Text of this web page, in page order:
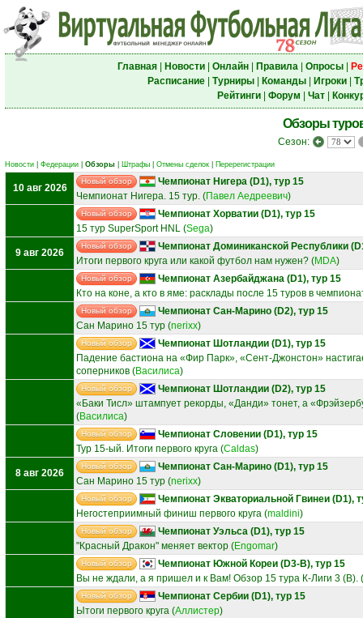
Главная| Новости| Онлайн| Правила| Опросы|
Расписание| Турниры| Команды| Игроки|
Рейтинги| Форум Чат|
Обзоры
Сезон:
Новости Федерации Обзоры Штрафы Отмены сделок Перерегистрации
10 авг 2026
Новый обзор
Чемпионат Нигера (D1), тур 15
Чемпионат Нигера. 15 тур. (Павел Аедреевич)
Новый обзор
Чемпионат Хорватии (D1), тур 15
15 тур SuperSport HNL (Sega)
9 авг 2026
Новый обзор
Чемпионат Доминиканской Республики
Итоги первого круга или какой футбол нам нужен? (MDA)
Новый обзор
Чемпионат Азербайджана (D1), тур 15
Кто на коне, а кто в яме: расклады после 15 туров в
Новый обзор
Чемпионат Сан-Марино (D2), тур 15
Сан Марино 15 тур (nerixx)
Новый обзор
Чемпионат Шотландии (D1), тур 15
Падение бастиона на «Фир Парк», «Сент-Джонстон»
соперников (Василиса)
Новый обзор
Чемпионат Шотландии (D2), тур 15
«Баки Тисл» штампует рекорды, «Данди» тонет, а
(Василиса)
Новый обзор
Чемпионат Словении (D1), тур 15
Тур 15-ый. Итоги первого круга (Caldas)
8 авг 2026
Новый обзор
Чемпионат Сан-Марино (D1), тур 15
Сан Марино 15 тур (nerixx)
Новый обзор
Чемпионат Экваториальной Гвинеи (D1),
Негостеприимный финиш первого круга (maldini)
Новый обзор
Чемпионат Уэльса (D1), тур 15
"Красный Дракон" меняет вектор (Engomar)
Новый обзор
Чемпионат Южной Кореи (D3-B), тур 15
Вы не ждали, а я пришел и к Вам! Обзор 15 тура К-Лиги 3 (В). (
Новый обзор
Чемпионат Сербии (D1), тур 15
Ытоги первого круга (Аллистер)